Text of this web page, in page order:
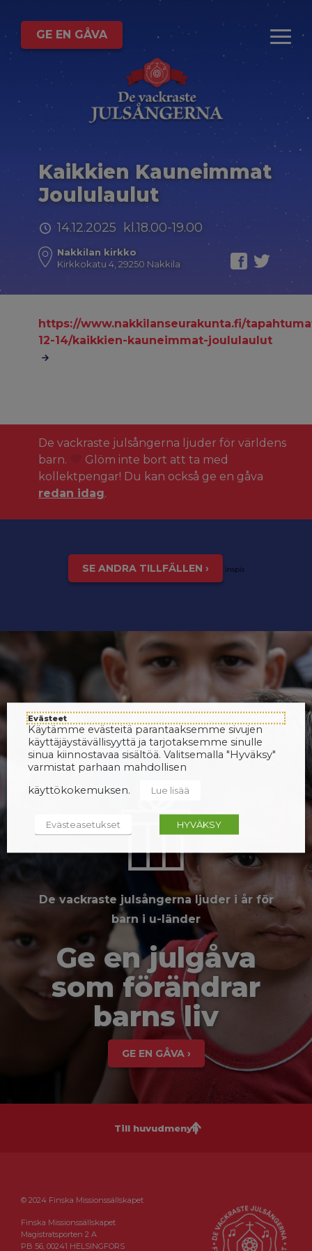
GE EN GÅVA
Kaikkien Kauneimmat
Joululaulut
14.12.2025 kl.18.00-19.00
Nakkilan kirkko
Kirkkokatu 4, 29250 Nakkila
https://www.nakkilanseurakunta.fi/
12-14/kaikkien-kauneimmat-joululaulut
De vackraste julsångerna ljuder för världens
barn.
Glöm inte bort att ta med
kollektpengar! Du kan också ge en gåva
redan idag.
SE ANDRA TILLFÄLLEN › inspis
De vackraste julsångerna ljuder i år för
barn i u-länder
Ge en julgåva
som förändrar
barns liv
GE EN GÅVA ›
Till huvudmenyn
© 2024 Finska Missionssällskapet
Finska Missionssällskapet
Magistratsporten 2 A
PB 56, 00241 HELSINGFORS
Evästeet
Käytämme evästeitä parantaaksemme sivujen
käyttäjäystävällisyyttä ja tarjotaksemme sinulle
sinua kiinnostavaa sisältöä. Valitsemalla "Hyväksy"
varmistat parhaan mahdollisen
käyttökokemuksen.
Lue lisää
Evästeasetukset HYVÄKSY